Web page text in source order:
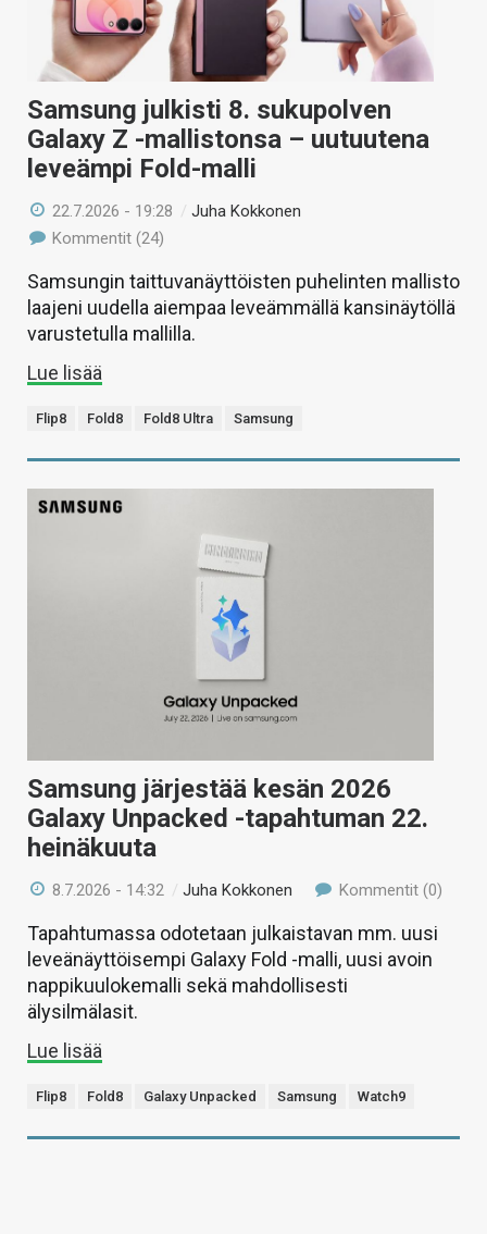
VAIHDA TEEMA
HAKU
Samsung julkisti 8. sukupolven
Galaxy Z -mallistonsa – uutuutena
leveämpi Fold-malli
22.7.2026 - 19:28 /Juha Kokkonen
Kommentit (24)
Samsungin taittuvanäyttöisten puhelinten mallisto
laajeni uudella aiempaa leveämmällä kansinäytöllä
varustetulla mallilla.
Lue lisää
Flip8 Fold8 Fold8 Ultra Samsung
Samsung järjestää kesän 2026
Galaxy Unpacked -tapahtuman 22.
heinäkuuta
8.7.2026 - 14:32 /Juha Kokkonen Kommentit (0)
Tapahtumassa odotetaan julkaistavan mm. uusi
leveänäyttöisempi Galaxy Fold -malli, uusi avoin
nappikuulokemalli sekä mahdollisesti
älysilmälasit.
Lue lisää
Flip8 Fold8 Galaxy Unpacked Samsung Watch9